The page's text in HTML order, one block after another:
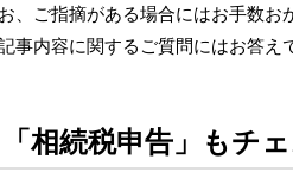
、ご指摘がある場合にはお手数お
事内容に関するご質問にはお答え
「相続税申告」もチ